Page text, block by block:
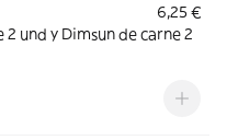
6,25 €
2 und y Dimsun de carne 2